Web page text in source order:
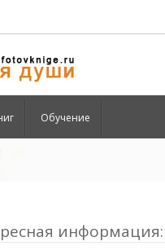
Обучение
информация: